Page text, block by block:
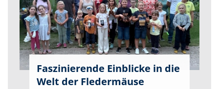
Faszinierende Einblicke in die
Welt der Fledermäuse